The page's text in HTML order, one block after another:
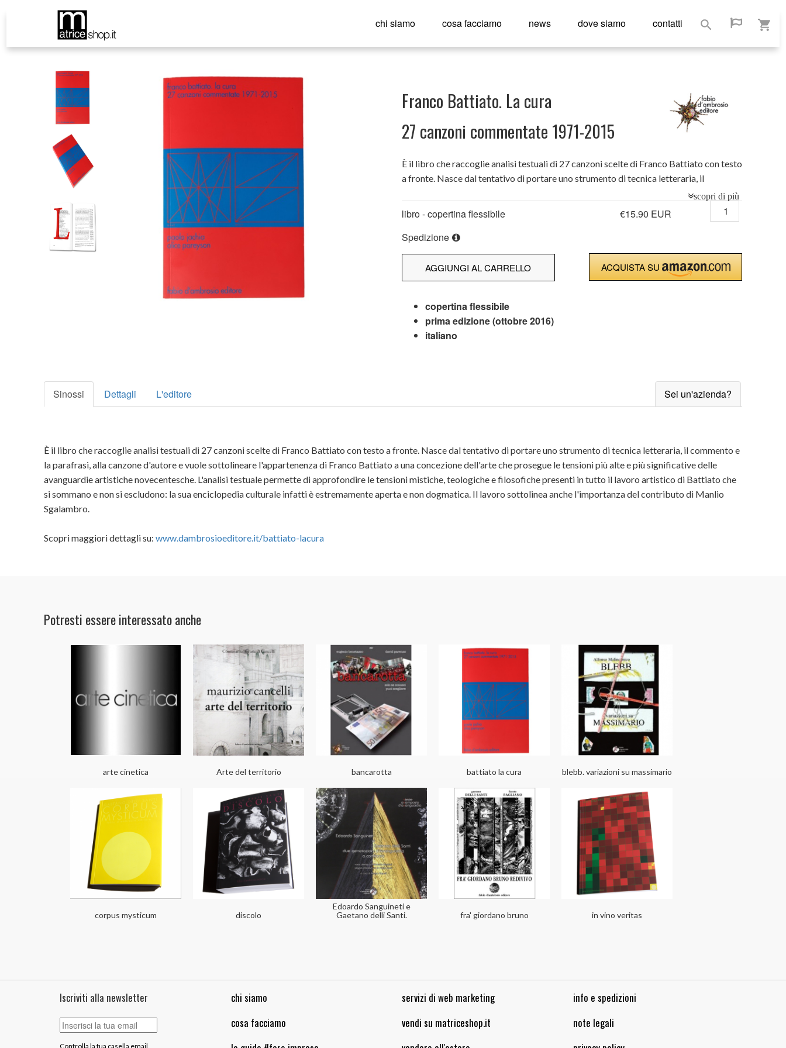
chi siamo cosa facciamo news dove siamo contatti
Franco Battiato. La cura
27 canzoni commentate 1971-2015
È il libro che raccoglie analisi testuali di 27 canzoni scelte di Franco Battiato con testo
a fronte. Nasce dal tentativo di portare uno strumento di tecnica letteraria, il
commento e la parafrasi, alla canzone d'autore e vuole sottolineare l'appartenenza di
significative delle avanguardie artistiche novecentesche.
libro - copertina flessibile
Spedizione
€15.90 EUR
AGGIUNGI AL CARRELLO ACQUISTA SU
copertina flessibile
prima edizione (ottobre 2016)
italiano
Sinossi Dettagli Sei un'azienda?
L'editore
È il libro che raccoglie analisi testuali di 27 canzoni scelte di Franco Battiato con testo a fronte. Nasce dal tentativo di portare uno strumento di tecnica letteraria, il commento e
la parafrasi, alla canzone d'autore e vuole sottolineare l'appartenenza di Franco Battiato a una concezione dell'arte che prosegue le tensioni più alte e più significative delle
avanguardie artistiche novecentesche. L'analisi testuale permette di approfondire le tensioni mistiche, teologiche e filosofiche presenti in tutto il lavoro artistico di Battiato che
si sommano e non si escludono: la sua enciclopedia culturale infatti è estremamente aperta e non dogmatica. Il lavoro sottolinea anche l'importanza del contributo di Manlio
Sgalambro.
Scopri maggiori dettagli su: www.dambrosioeditore.it/battiato-lacura
Potresti essere interessato anche
arte cinetica Arte del territorio bancarotta battiato la cura blebb. variazioni su massimario
corpus mysticum discolo
Edoardo Sanguineti e
Gaetano delli Santi.
fra' giordano bruno in vino veritas
Iscriviti alla newsletter
Controlla la tua casella email
chi siamo
cosa facciamo
servizi di web marketing
vendi su matriceshop.it
info e spedizioni
note legali